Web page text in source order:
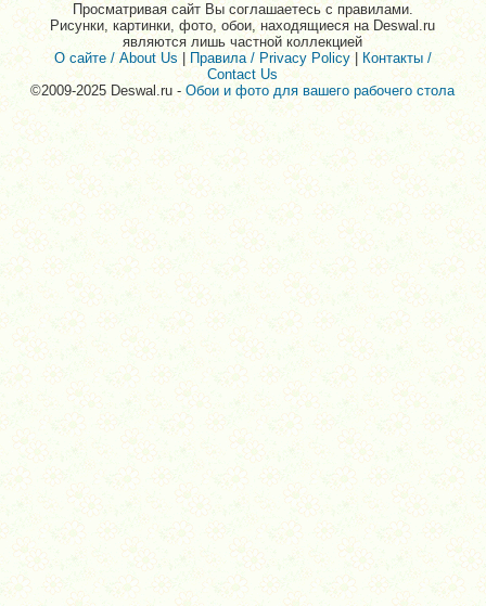
Просматривая сайт Вы соглашаетесь с правилами.
Рисунки, картинки, фото, обои, находящиеся на Deswal.ru
являются лишь частной коллекцией
О сайте / About Us
Правила / Privacy Policy| Контакты /
Contact Us
©2009-2025 Deswal.ru -Обои и фото для вашего рабочего стола